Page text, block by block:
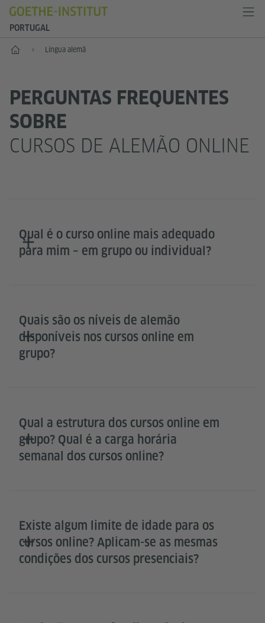
PORTUGAL
Início Língua alemã
PERGUNTAS FREQUENTES
SOBRE
CURSOS DE ALEMÃO ONLINE
Qual é o curso online mais adequado
para mim – em grupo ou individual?
Quais são os níveis de alemão
disponíveis nos cursos online em
grupo?
Qual a estrutura dos cursos online em
grupo? Qual é a carga horária
semanal dos cursos online?
Existe algum limite de idade para os
cursos online? Aplicam-se as mesmas
condições dos cursos presenciais?